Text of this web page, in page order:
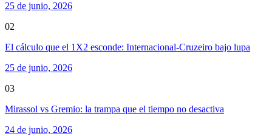
25 de junio, 2026
02
El cálculo que el 1X2 esconde: Internacional-Cruzeiro bajo lupa
25 de junio, 2026
03
Mirassol vs Gremio: la trampa que el tiempo no desactiva
24 de junio, 2026